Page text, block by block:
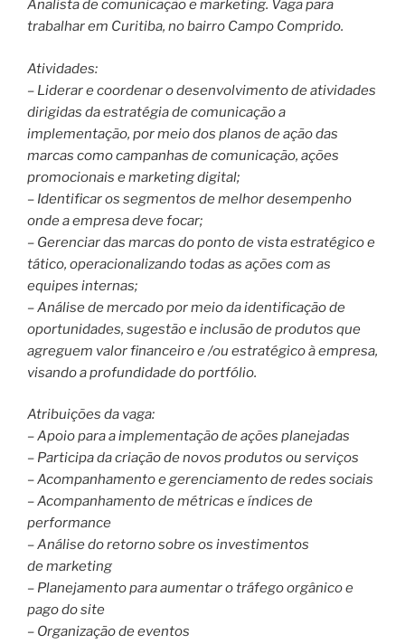
Analista de comunicação e marketing. Vaga para
trabalhar em Curitiba, no bairro Campo Comprido.
Atividades:
– Liderar e coordenar o desenvolvimento de atividades
dirigidas da estratégia de comunicação a
implementação, por meio dos planos de ação das
marcas como campanhas de comunicação, ações
promocionais e marketing digital;
– Identificar os segmentos de melhor desempenho
onde a empresa deve focar;
– Gerenciar das marcas do ponto de vista estratégico e
tático, operacionalizando todas as ações com as
equipes internas;
– Análise de mercado por meio da identificação de
oportunidades, sugestão e inclusão de produtos que
agreguem valor financeiro e /ou estratégico à empresa,
visando a profundidade do portfólio.
Atribuições da vaga:
– Apoio para a implementação de ações planejadas
– Participa da criação de novos produtos ou serviços
– Acompanhamento e gerenciamento de redes sociais
– Acompanhamento de métricas e índices de
performance
– Análise do retorno sobre os investimentos
de marketing
– Planejamento para aumentar o tráfego orgânico e
pago do site
– Organização de eventos